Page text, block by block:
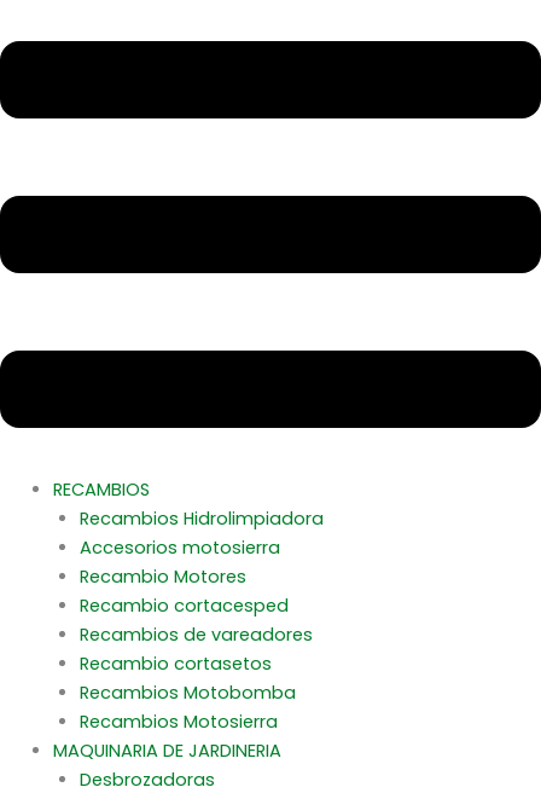
RECAMBIOS
Recambios Hidrolimpiadora
Accesorios motosierra
Recambio Motores
Recambio cortacesped
Recambios de vareadores
Recambio cortasetos
Recambios Motobomba
Recambios Motosierra
MAQUINARIA DE JARDINERIA
Desbrozadoras